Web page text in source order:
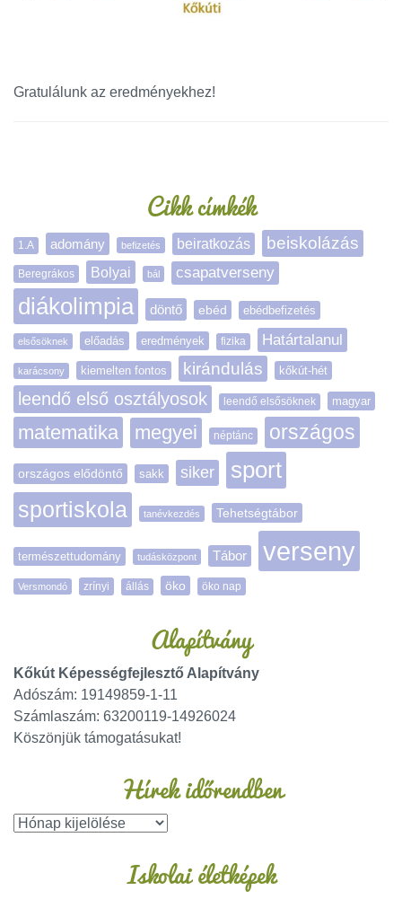
Gratulálunk az eredményekhez!
Cikk címkék
1.A adomány befizetés beiratkozás beiskolázás
Beregrákos Bolyai bál csapatverseny
diákolimpia döntő ebéd ebédbefizetés
elsősöknek előadás eredmények fizika Határtalanul
karácsony kiemelten fontos kirándulás kőkút-hét
leendő első osztályosok leendő elsősöknek magyar
matematika megyei néptánc országos
országos elődöntő sakk siker sport
sportiskola tanévkezdés Tehetségtábor
természettudomány tudásközpont Tábor verseny
Versmondó zrínyi állás öko öko nap
Alapítvány
Kőkút Képességfejlesztő Alapítvány
Adószám: 19149859-1-11
Számlaszám: 63200119-14926024
Köszönjük támogatásukat!
Hírek időrendben
Iskolai életképek